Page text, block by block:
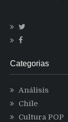
Categorias
Análisis
Chile
Cultura POP